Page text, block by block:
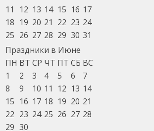
11
12 13 14 15 16 17
18 19 20 21 22 23 24
25 26 27 28 29 30 31
Праздники в Июне
ПН ВТ СР ЧТ ПТ СБ ВС
1
2 3 4 5 6
7
8
9 10 11 12 13 14
15 16 17 18 19 20 21
22 23 24 25 26 27 28
29 30